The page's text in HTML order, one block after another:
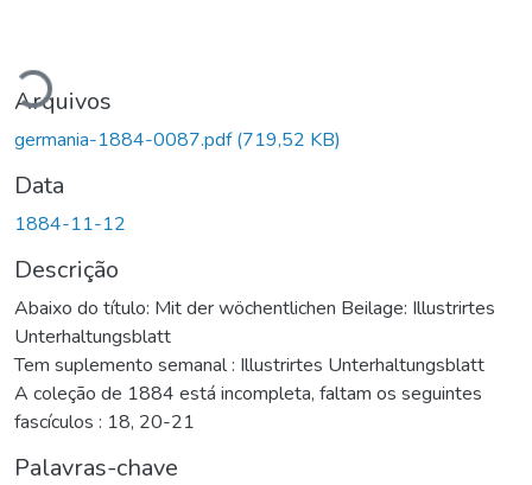
Arquivos
germania-1884-0087.pdf(719,52 KB)
Data
1884-11-12
Descrição
Abaixo do título: Mit der wöchentlichen Beilage: Illustrirtes
Unterhaltungsblatt
Tem suplemento semanal : Illustrirtes Unterhaltungsblatt
A coleção de 1884 está incompleta, faltam os seguintes
fascículos : 18, 20-21
Palavras-chave